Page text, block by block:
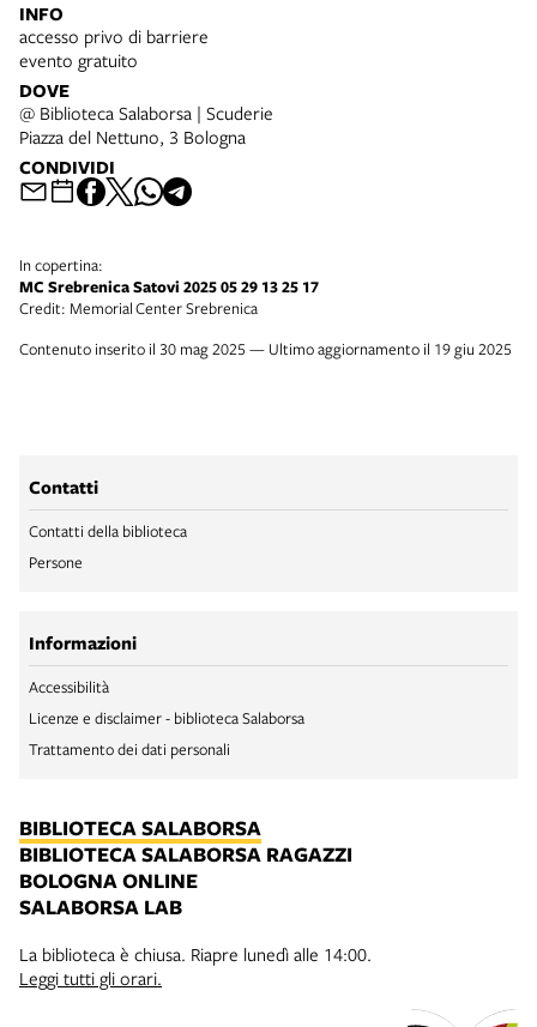
INFO
accesso privo di barriere
evento gratuito
DOVE
@ Biblioteca Salaborsa | Scuderie
Piazza del Nettuno, 3 Bologna
CONDIVIDI
In copertina:
MC Srebrenica Satovi 2025 05 29 13 25 17
Credit: Memorial Center Srebrenica
Contenuto inserito il 30 mag 2025 — Ultimo aggiornamento il 19 giu 2025
Contatti
Contatti della biblioteca
Persone
Informazioni
Accessibilità
Licenze e disclaimer - biblioteca Salaborsa
Trattamento dei dati personali
BIBLIOTECA SALABORSA
BIBLIOTECA SALABORSA RAGAZZI
BOLOGNA ONLINE
SALABORSA LAB
La biblioteca è chiusa. Riapre lunedì alle 14:00.
Leggi tutti gli orari.